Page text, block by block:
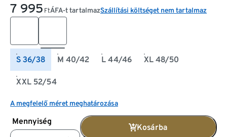
7 995 FtÁFA-t tartalmazSzállítási költséget nem tartalmaz
S 36/38 M 40/42 L 44/46 XL 48/50
XXL 52/54
A megfelelő méret meghatározása
Mennyiség
Kosárba